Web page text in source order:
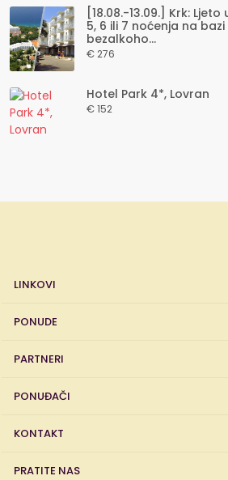
[18.08.-13.09.] Krk:
5, 6 ili 7 noćenja na bazi
bezalkoho...
€ 276
Hotel Park 4*, Lovran
€ 152
LINKOVI
PONUDE
PARTNERI
PONUĐAČI
KONTAKT
PRATITE NAS